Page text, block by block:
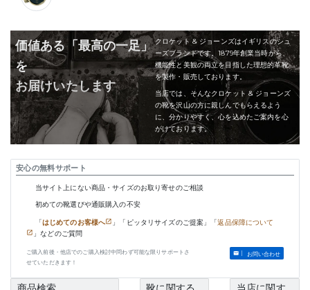
価値ある「最高の一足」
を
お届けいたします
クロケット & ジョーンズはイギリスのシュ
ーズブランドです。1879年創業当時から、
機能性と美観の両立を目指した理想的革靴
を製作・販売しております。
当店では、そんなクロケット & ジョーンズ
の靴を沢山の方に親しんでもらえるよう
に、分かりやすく、心を込めたご案内を心
がけております。
安心の無料サポート
当サイト上にない商品・サイズのお取り寄せのご相談
初めての靴選びや通販購入の不安
「はじめてのお客様へ 」「ピッタリサイズのご提案」「返品保障について
」などのご質問
ご購入前後・他店でのご購入検討中問わず可能な限りサポートさ
せていただきます！
お問い合わせ